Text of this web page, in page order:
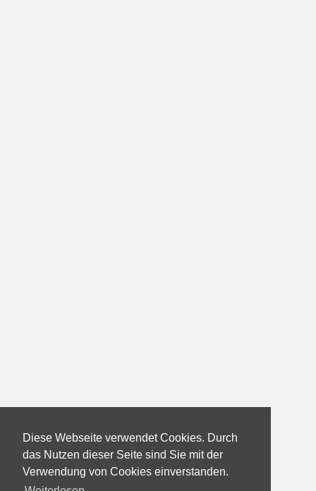
Diese Webseite verwendet Cookies. Durch
das Nutzen dieser Seite sind Sie mit der
Verwendung von Cookies einverstanden.